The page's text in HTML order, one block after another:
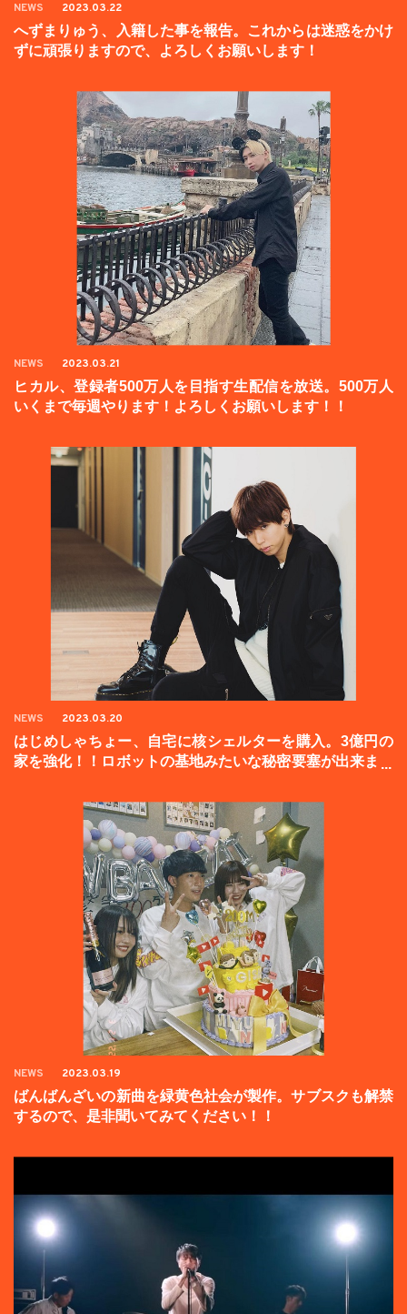
NEWS 2023.03.22
へずまりゅう、入籍した事を報告。これからは迷惑をかけ
ずに頑張りますので、よろしくお願いします！
NEWS 2023.03.21
ヒカル、登録者500万人を目指す生配信を放送。500万人
いくまで毎週やります！よろしくお願いします！！
NEWS 2023.03.20
はじめしゃちょー、自宅に核シェルターを購入。3億円の
家を強化！！ロボットの基地みたいな秘密要塞が出来まし
NEWS 2023.03.19
ばんばんざいの新曲を緑黄色社会が製作。サブスクも解禁
するので、是非聞いてみてください！！